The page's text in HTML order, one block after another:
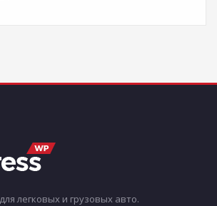
легковых и грузовых авто.